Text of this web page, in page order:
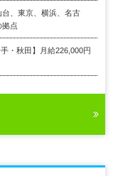
台、東京、横浜、名古
拠点
・秋田】月給226,000円